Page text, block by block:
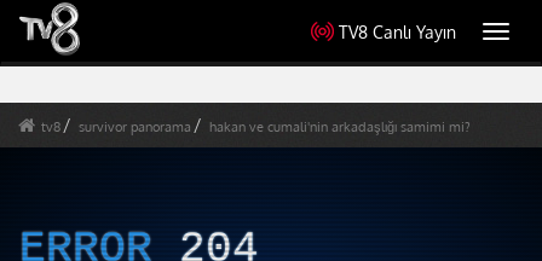
TV8 Canlı Yayın
tv8 survivor panorama hakan ve cumali'nin arkadaşlığı samimi mi?
ERROR 204